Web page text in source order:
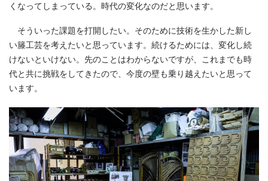
くなってしまっている。時代の変化なのだと思います。
そういった課題を打開したい。そのために技術を生かした新し
い籐工芸を考えたいと思っています。続けるためには、変化し続
けないといけない。先のことはわからないですが、これまでも時
代と共に挑戦をしてきたので、今度の壁も乗り越えたいと思って
います。